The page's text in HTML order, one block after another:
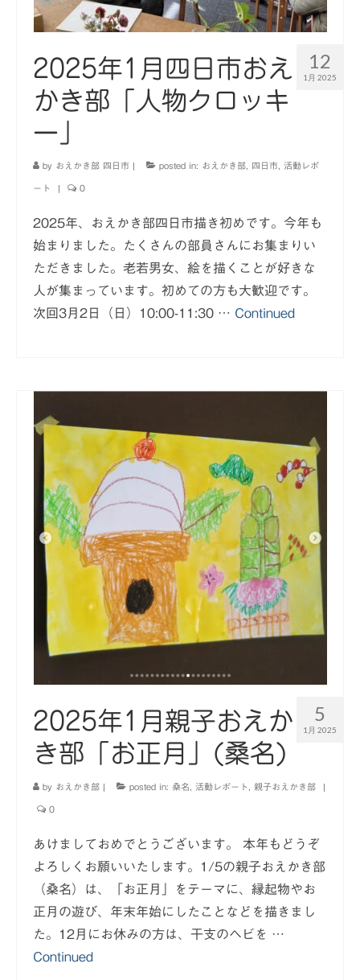
12
1月 2025
2025年1月四日市おえ
かき部「人物クロッキ
ー」
by おえかき部 四日市 | posted in: おえかき部, 四日市, 活動レポ
ート | 0
2025年、おえかき部四日市描き初めです。今年も
始まりました。たくさんの部員さんにお集まりい
ただきました。老若男女、絵を描くことが好きな
人が集まっています。初めての方も大歓迎です。
次回3月2日（日）10:00-11:30 … Continued
5
1月 2025
2025年1月親子おえか
き部「お正月」(桑名)
by おえかき部 | posted in: 桑名 活動レポート 親子おえかき部 |
0
あけましておめでとうございます。 本年もどうぞ
よろしくお願いいたします。1/5の親子おえかき部
（桑名）は、「お正月」をテーマに、縁起物やお
正月の遊び、年末年始にしたことなどを描きまし
た。12月にお休みの方は、干支のヘビを …
Continued